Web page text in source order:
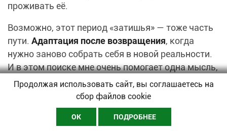
проживать её.
Возможно, этот период «затишья» — тоже часть
пути. Адаптация после возвращения, когда
нужно заново собрать себя в новой реальности.
И в этом поиске мне очень помогает одна мысль,
к которой я возвращаюсь снова и снова.
Исследовательница Винкенбург однажды
карьеру с движением в танце
несется в ритме квикстепа, кто-то выбирает
Продолжая использовать сайт, вы соглашаетесь на
сбор файлов cookie
ОК ПОДРОБНЕЕ